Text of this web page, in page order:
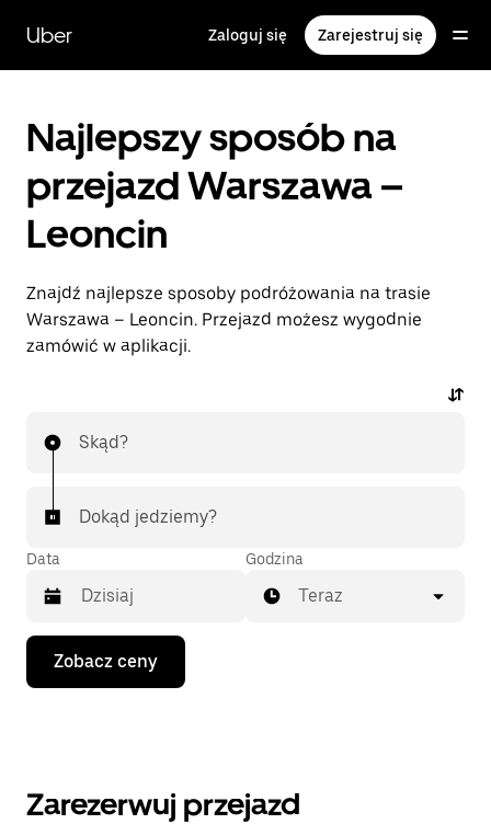
głównej
zawartości
Uber Zaloguj się Zarejestruj się
Najlepszy sposób na
przejazd Warszawa –
Leoncin
Znajdź najlepsze sposoby podróżowania na trasie
Warszawa – Leoncin. Przejazd możesz wygodnie
zamówić w aplikacji.
Skąd?
Dokąd jedziemy?
Data
Naciśnij
klawisz
strzałki
i wybrać
Godzina
Teraz
Zobacz ceny
Zarezerwuj przejazd